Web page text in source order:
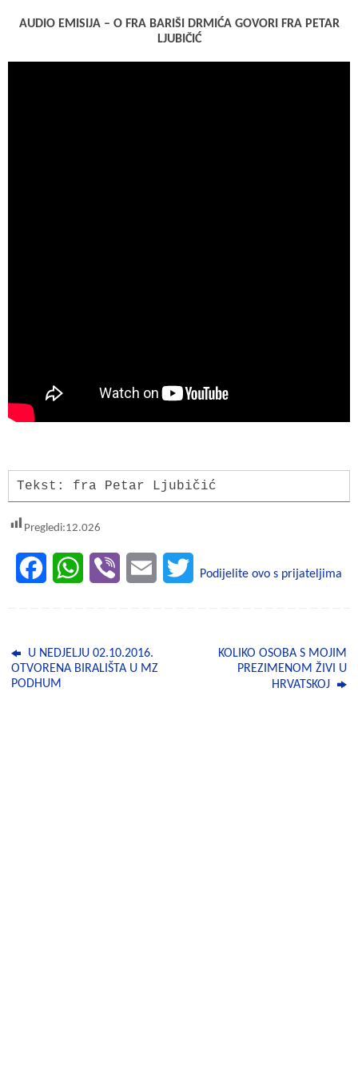
AUDIO EMISIJA – O FRA BARIŠI DRMIĆA GOVORI FRA PETAR
LJUBIČIĆ
Tekst: fra Petar Ljubičić
Pregledi:12.026
e
b
t e
Podijelite ovo s prijateljima
U NEDJELJU 02.10.2016.
OTVORENA BIRALIŠTA U MZ
PODHUM
KOLIKO OSOBA S MOJIM
PREZIMENOM ŽIVI U
HRVATSKOJ